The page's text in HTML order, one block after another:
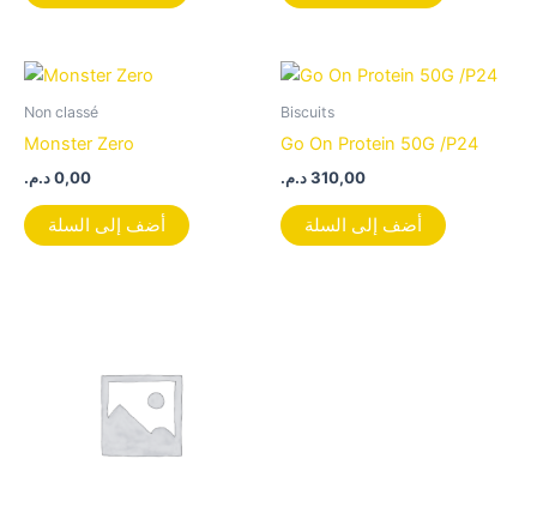
Non classé
Monster Zero
0,00د.م.
أضف إلى السلة
Biscuits
Go On Protein 50G /P24
310,00د.م.
أضف إلى السلة